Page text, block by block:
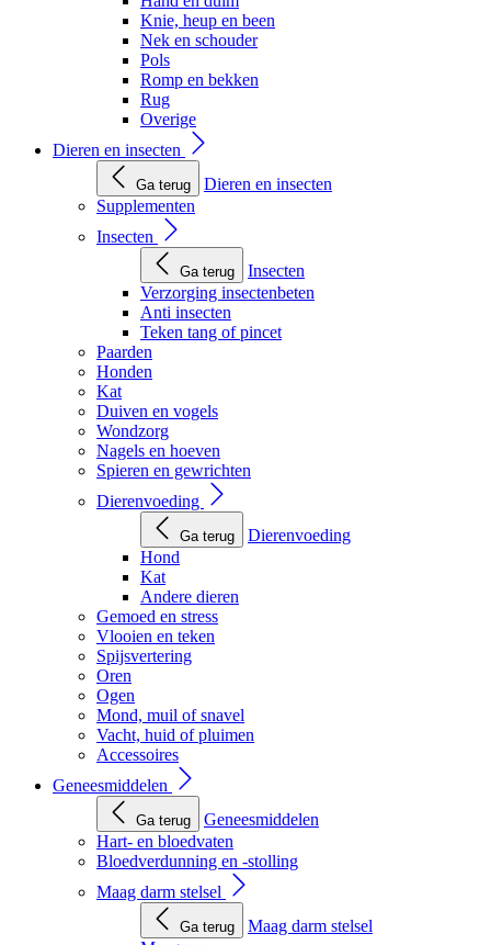
Knie, heup en been
Nek en schouder
Pols
Romp en bekken
Rug
Overige
Dieren en insecten
Ga terug
Dieren en insecten
Supplementen
Insecten
Ga terug
Insecten
Verzorging insectenbeten
Anti insecten
Teken tang of pincet
Paarden
Honden
Kat
Duiven en vogels
Wondzorg
Nagels en hoeven
Spieren en gewrichten
Dierenvoeding
Ga terug
Dierenvoeding
Hond
Kat
Andere dieren
Gemoed en stress
Vlooien en teken
Spijsvertering
Oren
Ogen
Mond, muil of snavel
Vacht, huid of pluimen
Accessoires
Geneesmiddelen
Ga terug
Geneesmiddelen
Hart- en bloedvaten
Bloedverdunning en -stolling
Maag darm stelsel
Ga terug
Maag darm stelsel